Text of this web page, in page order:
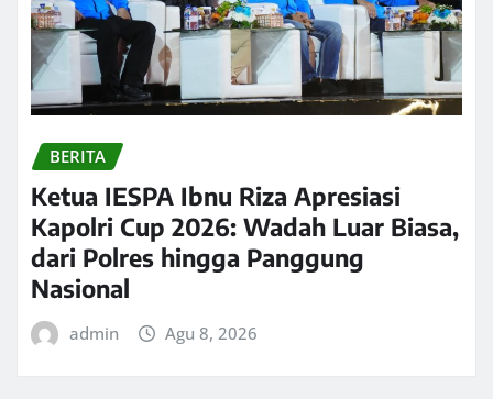
BERITA
Ketua IESPA Ibnu Riza Apresiasi
Kapolri Cup 2026: Wadah Luar Biasa,
dari Polres hingga Panggung
Nasional
admin Agu 8, 2026